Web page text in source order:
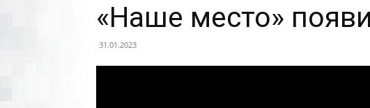
«Наше место»
31.01.2023